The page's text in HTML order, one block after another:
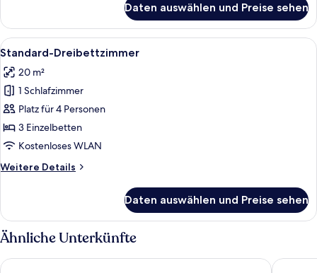
Einzelzimmer
Daten auswählen und Preise sehen
Alle
Fotos
für
Standard-
Dreibettzimmer
anzeigen
Ein Hotelzimmer mit einem Bett,
4
Standard-Dreibettzimmer
20 m²
1 Schlafzimmer
Platz für 4 Personen
3 Einzelbetten
Kostenloses WLAN
Weitere Details
Weitere
Dreibettzimmer
Daten auswählen und Preise sehen
Ähnliche Unterkünfte
B&B Hotel Köln-Frechen